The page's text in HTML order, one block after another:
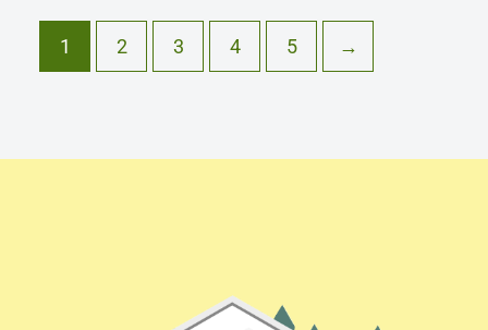
1 2 3 4 5 →